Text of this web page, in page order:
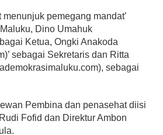
pemegang mandat’
Dino Umahuk
Ketua, Ongki Anakoda
sebagai Sekretaris dan Ritta
sebagai
Pembina dan penasehat diisi
Fofid dan Direktur Ambon